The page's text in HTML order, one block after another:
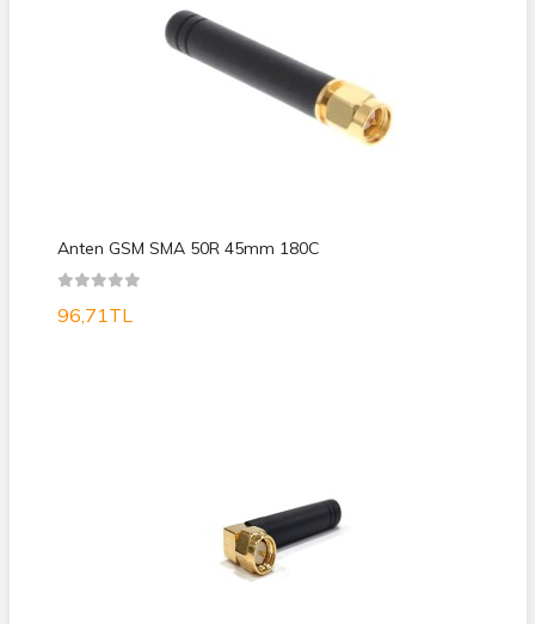
Anten GSM SMA 50R 45mm 180C
96,71TL